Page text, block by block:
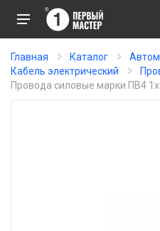
Главная Каталог
Кабель электрический
Провода силовые марки ПВ4